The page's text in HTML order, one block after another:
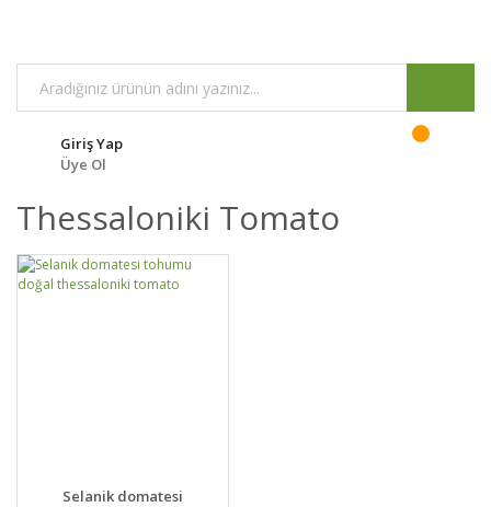
Giriş Yap
Üye Ol
Thessaloniki Tomato
DETAYLAR SEPETE EKLE
Selanik domatesi